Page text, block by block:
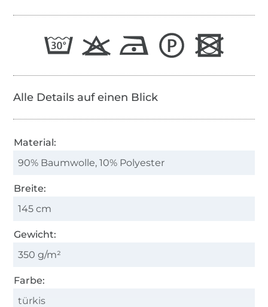
Alle Details auf einen Blick
Material:
90% Baumwolle, 10% Polyester
Breite:
145 cm
Gewicht:
350 g/m²
Farbe:
türkis